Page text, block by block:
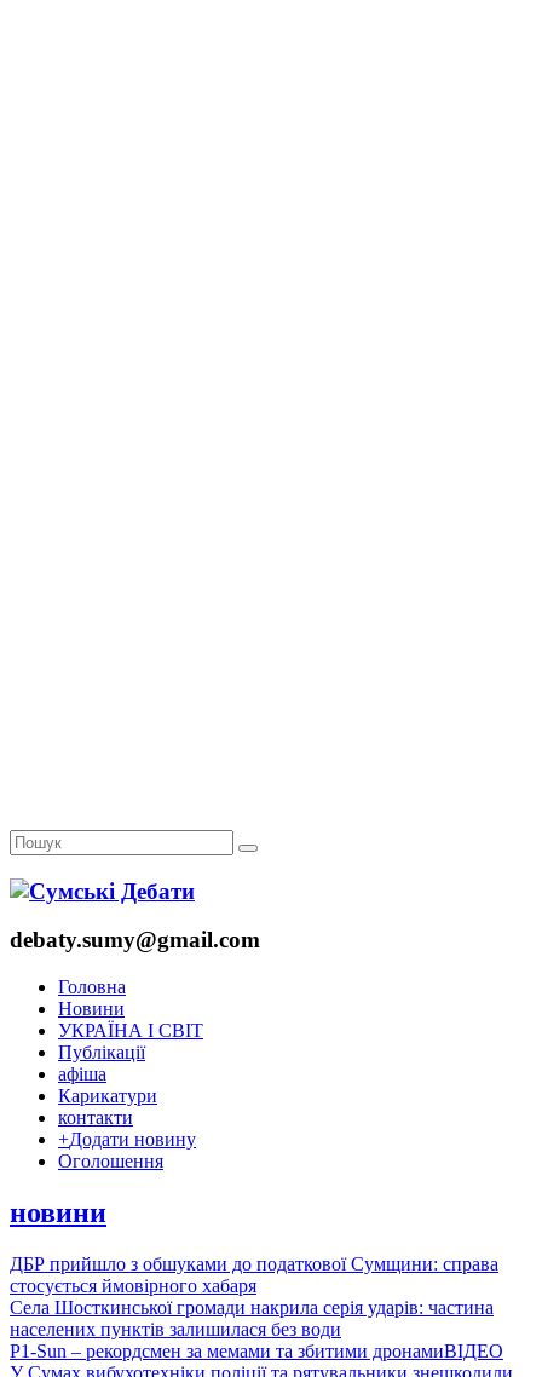
debaty.sumy@gmail.com
Головна
Новини
УКРАЇНА І СВІТ
Публікації
афіша
Карикатури
контакти
+Додати новину
Оголошення
новини
ДБР прийшло з обшуками до податкової Сумщини: справа
стосується ймовірного хабаря
Села Шосткинської громади накрила серія ударів: частина
населених пунктів залишилася без води
P1-Sun – рекордсмен за мемами та збитими дронамиВІДЕО
У Сумах вибухотехніки поліції та рятувальники знешкодили